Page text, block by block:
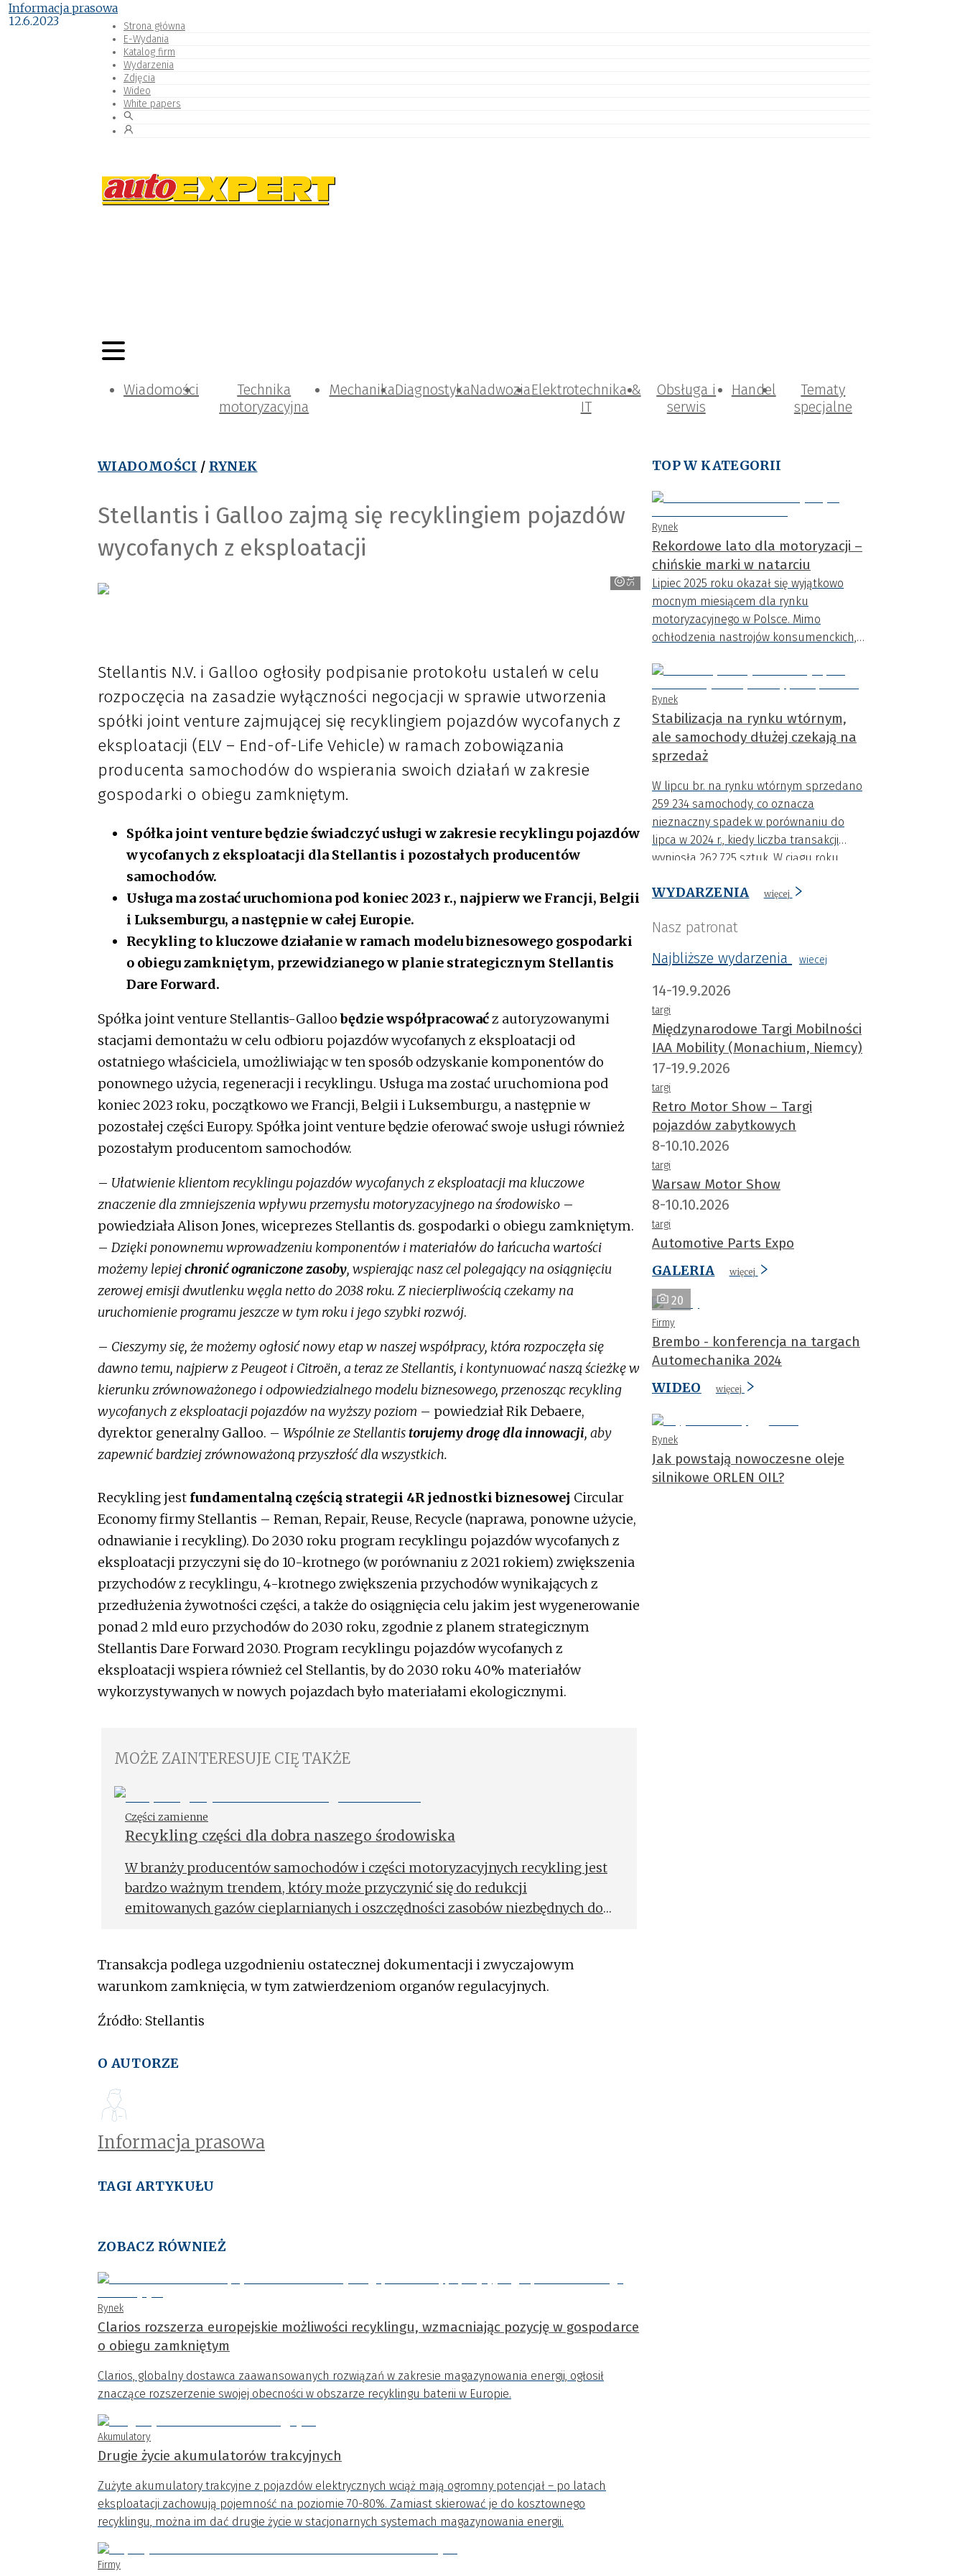
Strona główna
E-Wydania
Katalog firm
Wydarzenia
Zdjęcia
Wideo
White papers
Wiadomości
Technika
motoryzacyjna
MechanikaDiagnostykaNadwoziaElektrotechnika &
IT
Obsługa i
serwis
Handel
Tematy
specjalne
WIADOMOŚCI / RYNEK
Stellantis i Galloo zajmą się recyklingiem pojazdów
wycofanych z eksploatacji
Stellantis
Informacja prasowa
12.6.2023
Stellantis N.V. i Galloo ogłosiły podpisanie protokołu ustaleń w celu
rozpoczęcia na zasadzie wyłączności negocjacji w sprawie utworzenia
spółki joint venture zajmującej się recyklingiem pojazdów wycofanych z
eksploatacji (ELV – End-of-Life Vehicle) w ramach zobowiązania
producenta samochodów do wspierania swoich działań w zakresie
gospodarki o obiegu zamkniętym.
Spółka joint venture będzie świadczyć usługi w zakresie recyklingu pojazdów
wycofanych z eksploatacji dla Stellantis i pozostałych producentów
samochodów.
Usługa ma zostać uruchomiona pod koniec 2023 r., najpierw we Francji, Belgii
i Luksemburgu, a następnie w całej Europie.
Recykling to kluczowe działanie w ramach modelu biznesowego gospodarki
o obiegu zamkniętym, przewidzianego w planie strategicznym Stellantis
Dare Forward.
Spółka joint venture Stellantis-Galloobędzie współpracowaćz autoryzowanymi
stacjami demontażu w celu odbioru pojazdów wycofanych z eksploatacji od
ostatniego właściciela, umożliwiając w ten sposób odzyskanie komponentów do
ponownego użycia, regeneracji i recyklingu. Usługa ma zostać uruchomiona pod
koniec 2023 roku, początkowo we Francji, Belgii i Luksemburgu, a następnie w
pozostałej części Europy. Spółka joint venture będzie oferować swoje usługi również
pozostałym producentom samochodów.
– Ułatwienie klientom recyklingu pojazdów wycofanych z eksploatacji ma kluczowe
znaczenie dla zmniejszenia wpływu przemysłu motoryzacyjnego na środowisko –
powiedziała Alison Jones, wiceprezes Stellantis ds. gospodarki o obiegu zamkniętym.
– Dzięki ponownemu wprowadzeniu komponentów i materiałów do łańcucha wartości
możemy lepiejchronić ograniczone zasoby, wspierając nasz cel polegający na osiągnięciu
zerowej emisji dwutlenku węgla netto do 2038 roku. Z niecierpliwością czekamy na
uruchomienie programu jeszcze w tym roku i jego szybki rozwój.
– Cieszymy się, że możemy ogłosić nowy etap w naszej współpracy, która rozpoczęła się
dawno temu, najpierw z Peugeot i Citroën, a teraz ze Stellantis, i kontynuować naszą ścieżkę w
kierunku zrównoważonego i odpowiedzialnego modelu biznesowego, przenosząc recykling
wycofanych z eksploatacji pojazdów na wyższy poziom – powiedział Rik Debaere,
dyrektor generalny Galloo. – Wspólnie ze Stellantistorujemy drogę dla innowacji, aby
zapewnić bardziej zrównoważoną przyszłość dla wszystkich.
Recykling jest fundamentalną częścią strategii 4R jednostki biznesowej Circular
Economy firmy Stellantis – Reman, Repair, Reuse, Recycle (naprawa, ponowne użycie,
odnawianie i recykling). Do 2030 roku program recyklingu pojazdów wycofanych z
eksploatacji przyczyni się do 10-krotnego (w porównaniu z 2021 rokiem) zwiększenia
przychodów z recyklingu, 4-krotnego zwiększenia przychodów wynikających z
przedłużenia żywotności części, a także do osiągnięcia celu jakim jest wygenerowanie
ponad 2 mld euro przychodów do 2030 roku, zgodnie z planem strategicznym
Stellantis Dare Forward 2030. Program recyklingu pojazdów wycofanych z
eksploatacji wspiera również cel Stellantis, by do 2030 roku 40% materiałów
wykorzystywanych w nowych pojazdach było materiałami ekologicznymi.
MOŻE ZAINTERESUJE CIĘ TAKŻE
Części zamienne
Recykling części dla dobra naszego środowiska
W branży producentów samochodów i części motoryzacyjnych recykling jest
bardzo ważnym trendem, który może przyczynić się do redukcji
emitowanych gazów cieplarnianych i oszczędności zasobów niezbędnych do
Transakcja podlega uzgodnieniu ostatecznej dokumentacji i zwyczajowym
warunkom zamknięcia, w tym zatwierdzeniom organów regulacyjnych.
Źródło: Stellantis
O AUTORZE
Informacja prasowa
TAGI ARTYKUŁU
ZOBACZ RÓWNIEŻ
Rynek
Clarios rozszerza europejskie możliwości recyklingu, wzmacniając pozycję w gospodarce
o obiegu zamkniętym
Clarios, globalny dostawca zaawansowanych rozwiązań w zakresie magazynowania energii, ogłosił
znaczące rozszerzenie swojej obecności w obszarze recyklingu baterii w Europie.
Akumulatory
Drugie życie akumulatorów trakcyjnych
Zużyte akumulatory trakcyjne z pojazdów elektrycznych wciąż mają ogromny potencjał – po latach
eksploatacji zachowują pojemność na poziomie 70-80%. Zamiast skierować je do kosztownego
recyklingu, można im dać drugie życie w stacjonarnych systemach magazynowania energii.
Firmy
TOP W KATEGORII
Rynek
Rekordowe lato dla motoryzacji –
chińskie marki w natarciu
Lipiec 2025 roku okazał się wyjątkowo
mocnym miesiącem dla rynku
motoryzacyjnego w Polsce. Mimo
ochłodzenia nastrojów konsumenckich,
poziom w tym roku.
Rynek
Stabilizacja na rynku wtórnym,
ale samochody dłużej czekają na
sprzedaż
W lipcu br. na rynku wtórnym sprzedano
259 234 samochody, co oznacza
nieznaczny spadek w porównaniu do
lipca w 2024 r., kiedy liczba transakcji
wyniosła 262 725 sztuk. W ciągu roku
000 zł.
WYDARZENIA więcej
Nasz patronat
Najbliższe wydarzenia
wiecej
14-19.9.2026
targi
Międzynarodowe Targi Mobilności
IAA Mobility (Monachium, Niemcy)
17-19.9.2026
targi
Retro Motor Show – Targi
pojazdów zabytkowych
8-10.10.2026
targi
Warsaw Motor Show
8-10.10.2026
targi
Automotive Parts Expo
GALERIA
więcej
20
Firmy
Brembo - konferencja na targach
Automechanika 2024
WIDEO
więcej
Rynek
Jak powstają nowoczesne oleje
silnikowe ORLEN OIL?